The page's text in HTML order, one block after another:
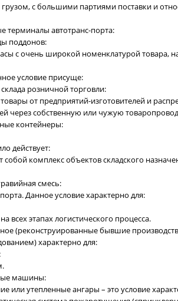
с большими партиями поставки и
терминалы автотранс-порта:
поддонов:
с очень широкой номенклатурой товара,
условие присуще:
розничной торговли:
от предприятий-изготовителей и
через собственную или чужую
контейнеры:
действует:
собой комплекс объектов складского
смесь:
Данное условие характерно для:
всех этапах логистического процесса.
(реконструированные бывшие
характерно для:
машины:
или утепленные ангары – это условие